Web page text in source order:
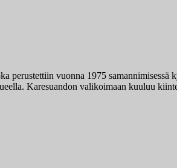
perustettiin vuonna 1975
Karesuandon valikoimaan kuuluu